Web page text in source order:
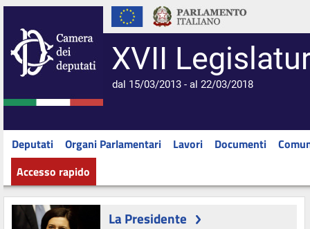
XVII
dal 15/03/2013 - al 22/03/2018
Deputati Organi Parlamentari Lavori Documenti
Accesso rapido
La Presidente